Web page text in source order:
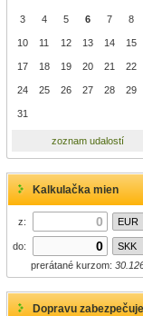
3 4 5 6 7 8
10 11 12 13 14 15
17 18 19 20 21 22
24 25 26 27 28 29
31
zoznam udalostí
Kalkulačka mien
z:
do:
prerátané kurzom:
Dopravu zabezpečuje